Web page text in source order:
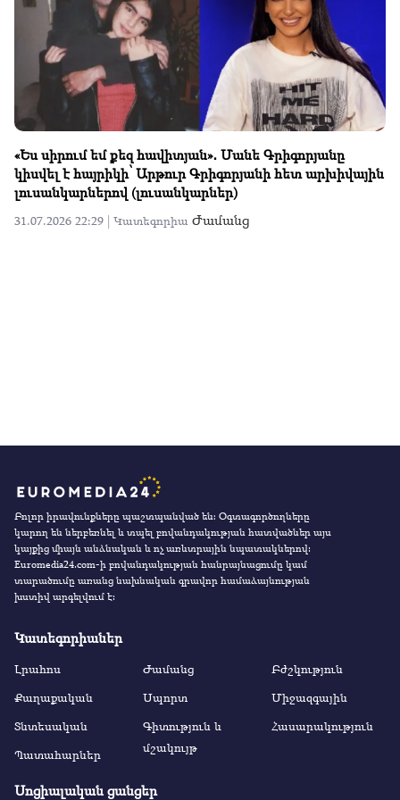
Բոլոր իրավունքները պաշտպանված են։ Օգտագործողները
կարող են ներբեռնել և տպել բովանդակության հատվածներ այս
կայքից միայն անձնական և ոչ առևտրային նպատակներով:
Euromedia24.com-ի բովանդակության հանրայնացումը կամ
տարածումը առանց նախնական գրավոր համաձայնության
խստիվ արգելվում է:
Կատեգորիաներ
Լրահոս
Քաղաքական
Տնտեսական
Պատահարներ
Ժամանց
Սպորտ
Գիտություն և
մշակույթ
Բժշկություն
Միջազգային
Հասարակություն
Սոցիալական ցանցեր